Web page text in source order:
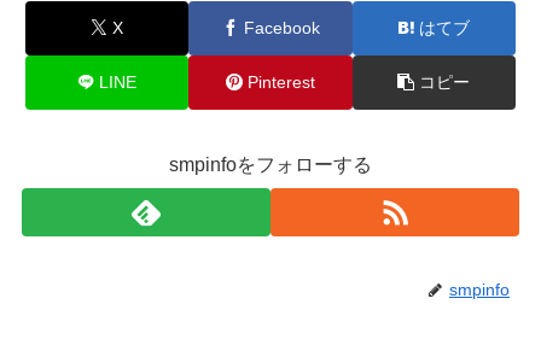
X Facebook はてブ
LINE Pinterest コピー
smpinfoをフォローする
smpinfo